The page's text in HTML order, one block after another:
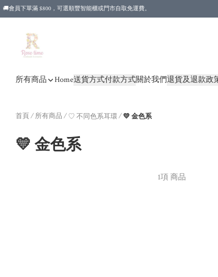
🚚會員下單滿 $800，可選順豐智能櫃或門市自取免運費。
所有商品 Home送貨方式付款方式關於我們退貨及退款政
首頁/ 所有商品 / ♡ 不同色系耳環 /💛 金色系
💛 金色系
1項 商品